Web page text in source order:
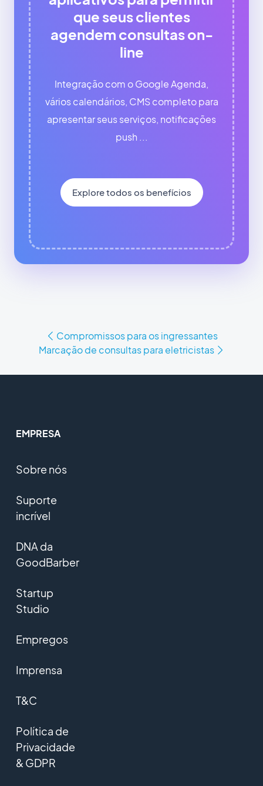
que seus clientes
agendem consultas on-
line
Integração com o Google Agenda,
vários calendários, CMS completo para
apresentar seus serviços, notificações
push ...
Explore todos os benefícios
Compromissos para os ingressantes
Marcação de consultas para eletricistas
EMPRESA
Sobre nós
Suporte
incrível
DNA da
GoodBarber
Startup
Studio
Empregos
Imprensa
T&C
Política de
Privacidade
& GDPR